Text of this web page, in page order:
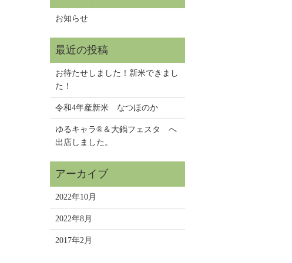
お知らせ
お待たせしました！新米できまし
た！
令和4年産新米 なつほのか
ゆるキャラ®＆大鍋フェスタ へ
出店しました。
2022年10月
2022年8月
2017年2月